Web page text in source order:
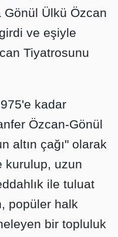
Gönül Ülkü Özcan
ve eşiyle
Tiyatrosunu
kadar
Özcan-Gönül
altın çağı" olarak
kurulup, uzun
ile tuluat
popüler halk
bir topluluk